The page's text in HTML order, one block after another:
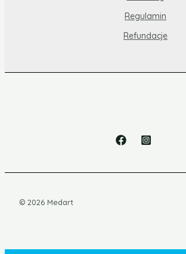
Regulamin
Refundacje
© 2026 Medart